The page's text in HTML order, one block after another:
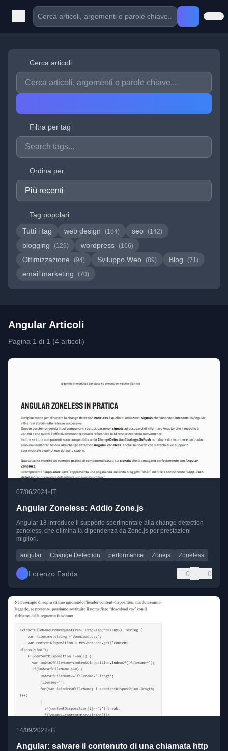
Cerca articoli
Filtra per tag
Ordina per
Tag popolari
Tutti i tag
web design (184) seo (142)
blogging (126) wordpress (106)
Ottimizzazione (94) Sviluppo Web (89) Blog (71)
email marketing (70)
Angular Articoli
Pagina 1 di 1 (4 articoli)
07/06/2024• IT
Angular Zoneless: Addio Zone.js
Angular 18 introduce il supporto sperimentale alla change detection
zoneless, che elimina la dipendenza da Zone.js per prestazioni
migliori.
angular Change Detection performance Zonejs Zoneless
Lorenzo Fadda 0 0
14/09/2022•IT
Angular: salvare il contenuto di una chiamata http